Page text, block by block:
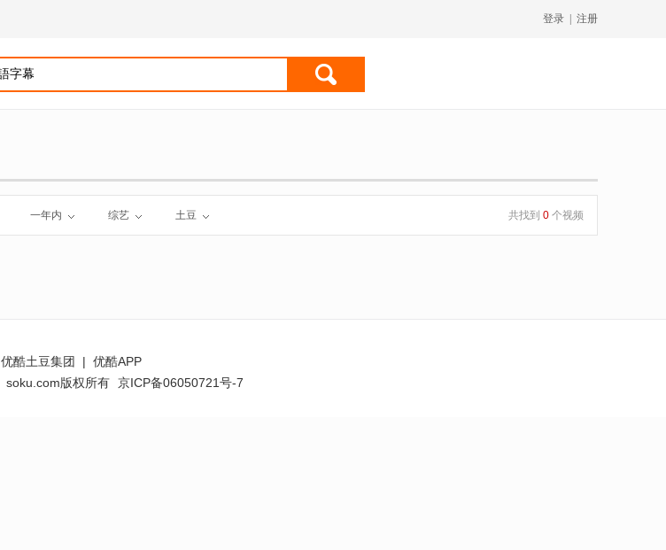
登录 注册
一年内 综艺 土豆 共找到 0 个视频
优酷土豆集团 | 优酷APP
soku.com版权所有 京ICP备06050721号-7